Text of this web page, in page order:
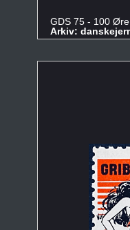
GDS 75 - 100
Arkiv: